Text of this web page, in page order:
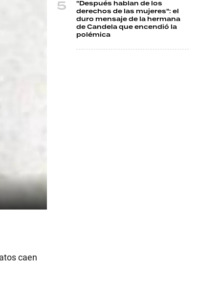
caen
"Después hablan de los
derechos de las mujeres": el
duro mensaje de la hermana
de Candela que encendió la
polémica